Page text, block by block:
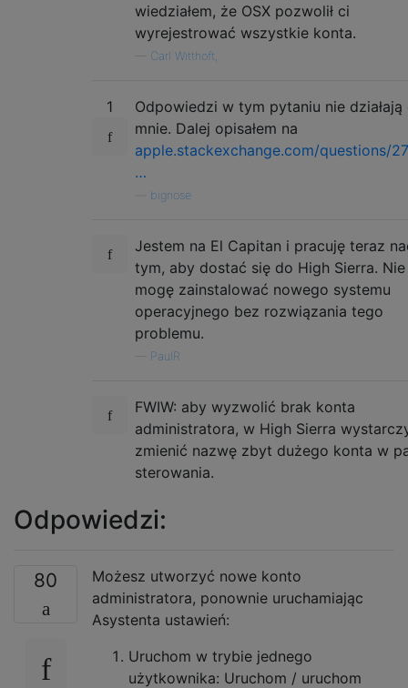
wiedziałem, że OSX pozwolił ci
wyrejestrować wszystkie konta.
Carl Witthoft,
1
Odpowiedzi w tym pytaniu nie działają
mnie. Dalej opisałem na
apple.stackexchange.com/questions/
…
bignose
Jestem na El Capitan i pracuję teraz
tym, aby dostać się do High Sierra. Nie
mogę zainstalować nowego systemu
operacyjnego bez rozwiązania tego
problemu.
PaulR
FWIW: aby wyzwolić brak konta
administratora, w High Sierra
zmienić nazwę zbyt dużego konta w
sterowania.
Odpowiedzi:
80
Możesz utworzyć nowe konto
administratora, ponownie uruchamiając
Asystenta ustawień:
Uruchom w trybie jednego
użytkownika: Uruchom / uruchom